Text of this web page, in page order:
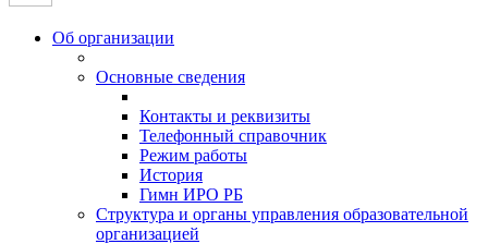
Об организации
Основные сведения
Контакты и реквизиты
Телефонный справочник
Режим работы
История
Гимн ИРО РБ
Структура и органы управления образовательной
организацией